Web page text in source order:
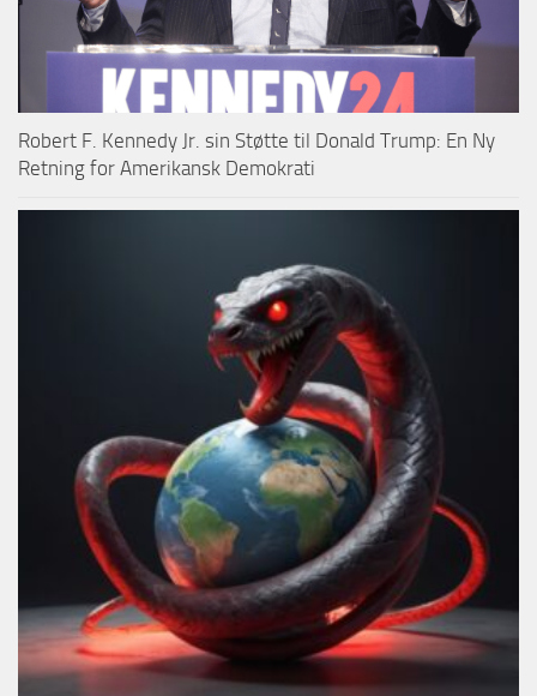
Robert F. Kennedy Jr. sin Støtte til Donald Trump: En Ny
Retning for Amerikansk Demokrati